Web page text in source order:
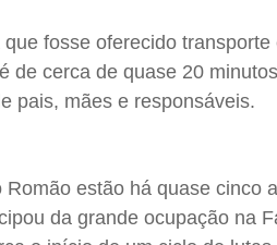
fosse oferecido
de cerca de quase 20
pais, mães e responsáveis.
estão há quase cinco
da grande ocupação na